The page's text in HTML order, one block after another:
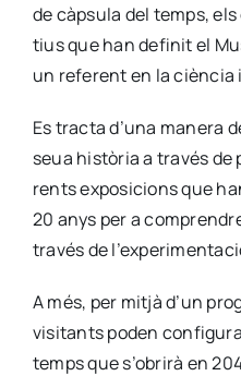
de càp­su­la del temps,
tius que han defi­nit el
un refe­rent en la
Es trac­ta d’u­na mane­ra
seua his­tò­ria a tra­vés
rents expo­si­cions que
20 anys per a
tra­vés de
A més, per mit­jà d’un
visi­tants poden
temps que s’o­bri­rà en